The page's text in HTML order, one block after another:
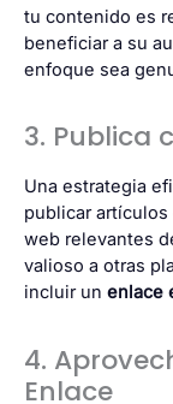
tu contenido es
beneficiar a su
enfoque sea
3. Publica
Una estrategia
publicar artículos
web relevantes
valioso a otras
incluir un enlace
4.
Enlace